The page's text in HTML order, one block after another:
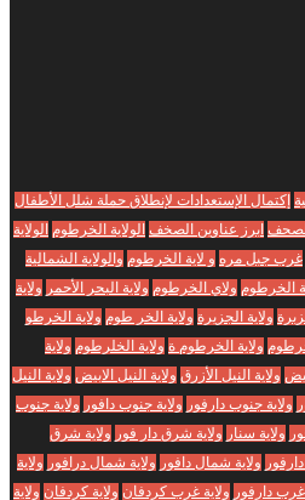
إكتمال الإستعدادات لإنطلاق حملة شلل الأطفال
ابرز عناوين الصخف الولاية الخرطوم الولاية
غرب جبل مره و لاية الخرطوم والولاية الشمالية
الخرطوم ولاي الخرطوم ولاية البحر الأحمر ولاية
ولاية الجزيرة ولاية الخر طوم ولاية الخرطو
ولاية الخرطوم ة ولاية الخلرطوم ولاية
ولاية النيل الأزرق ولاية النيل الابيض ولاية النيل
ولاية جنوب دارفور ولاية جنوب دافور ولاية جنوب
ولاية سنار ولاية شرق دار فور ولاية شرق
ولاية شمال دافور ولاية شمال درافور ولاية
غرب دارفور ولاية غرب كردفان ولاية كردفان ولاية